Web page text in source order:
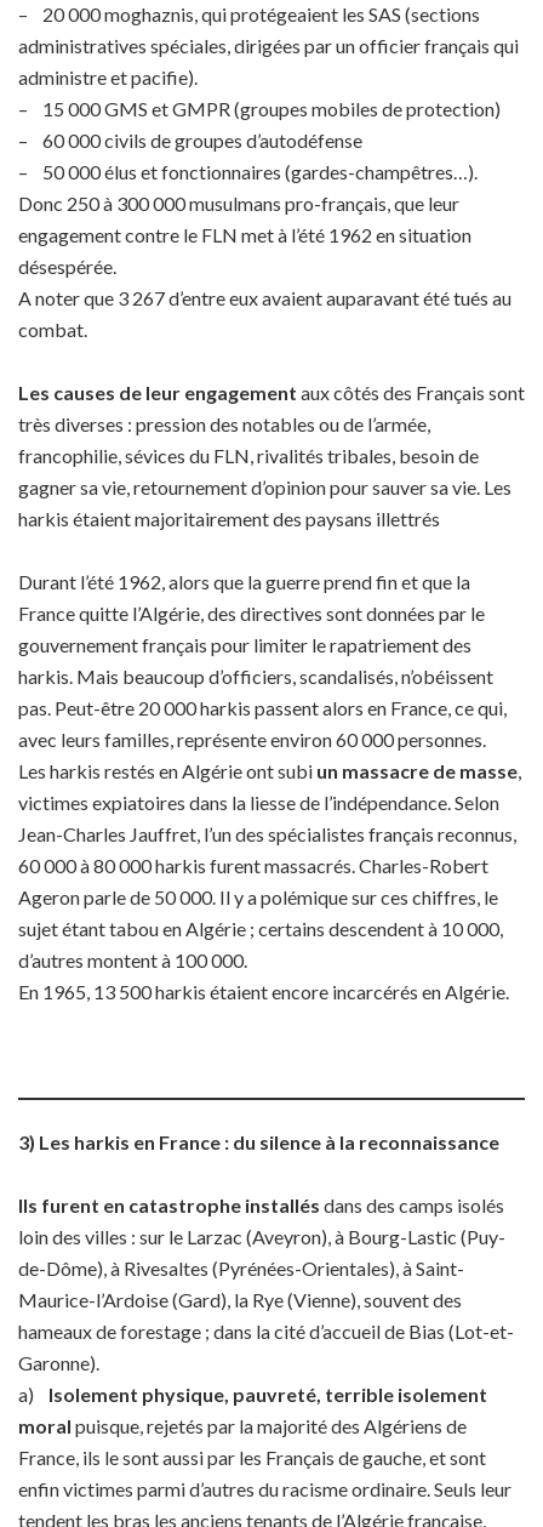
– 20 000 moghaznis, qui protégeaient les SAS (sections
administratives spéciales, dirigées par un officier français qui
administre et pacifie).
– 15 000 GMS et GMPR (groupes mobiles de protection)
– 60 000 civils de groupes d’autodéfense
– 50 000 élus et fonctionnaires (gardes-champêtres…).
Donc 250 à 300 000 musulmans pro-français, que leur
engagement contre le FLN met à l’été 1962 en situation
désespérée.
A noter que 3 267 d’entre eux avaient auparavant été tués au
combat.
Les causes de leur engagement aux côtés des Français sont
très diverses : pression des notables ou de l’armée,
francophilie, sévices du FLN, rivalités tribales, besoin de
gagner sa vie, retournement d’opinion pour sauver sa vie. Les
harkis étaient majoritairement des paysans illettrés
Durant l’été 1962, alors que la guerre prend fin et que la
France quitte l’Algérie, des directives sont données par le
gouvernement français pour limiter le rapatriement des
harkis. Mais beaucoup d’officiers, scandalisés, n’obéissent
pas. Peut-être 20 000 harkis passent alors en France, ce qui,
avec leurs familles, représente environ 60 000 personnes.
Les harkis restés en Algérie ont subi un massacre de masse,
victimes expiatoires dans la liesse de l’indépendance. Selon
Jean-Charles Jauffret, l’un des spécialistes français reconnus,
60 000 à 80 000 harkis furent massacrés. Charles-Robert
Ageron parle de 50 000. Il y a polémique sur ces chiffres, le
sujet étant tabou en Algérie ; certains descendent à 10 000,
d’autres montent à 100 000.
En 1965, 13 500 harkis étaient encore incarcérés en Algérie.
3) Les harkis en France : du silence à la reconnaissance
Ils furent en catastrophe installés dans des camps isolés
loin des villes : sur le Larzac (Aveyron), à Bourg-Lastic (Puy-
de-Dôme), à Rivesaltes (Pyrénées-Orientales), à Saint-
Maurice-l’Ardoise (Gard), la Rye (Vienne), souvent des
hameaux de forestage ; dans la cité d’accueil de Bias (Lot-et-
Garonne).
a)
Isolement physique, pauvreté, terrible isolement
moral puisque, rejetés par la majorité des Algériens de
France, ils le sont aussi par les Français de gauche, et sont
enfin victimes parmi d’autres du racisme ordinaire. Seuls leur
tendent les bras les anciens tenants de l’Algérie française,